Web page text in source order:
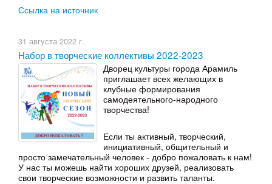
Ссылка на источник
31 августа 2022 г.
Набор в творческие коллективы 2022-2023
Дворец культуры города Арамиль
приглашает всех желающих в
клубные формирования
самодеятельного-народного
творчества!
Если ты активный, творческий,
инициативный, общительный и
просто замечательный человек - добро пожаловать к нам!
У нас ты можешь найти хороших друзей, реализовать
свои творческие возможности и развить таланты.